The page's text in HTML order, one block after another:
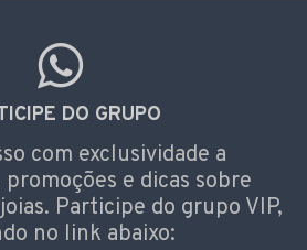
DO GRUPO
com exclusividade a
e dicas sobre
Participe do grupo VIP,
no link abaixo: